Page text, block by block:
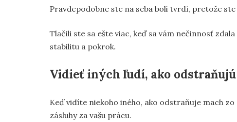
Pravdepodobne ste na seba boli tvrdí, pretože
Tlačili ste sa ešte viac, keď sa vám nečinnosť
stabilitu a pokrok.
Vidieť iných ľudí, ako
Keď vidíte niekoho iného, ako odstraňuje mach
zásluhy za vašu prácu.